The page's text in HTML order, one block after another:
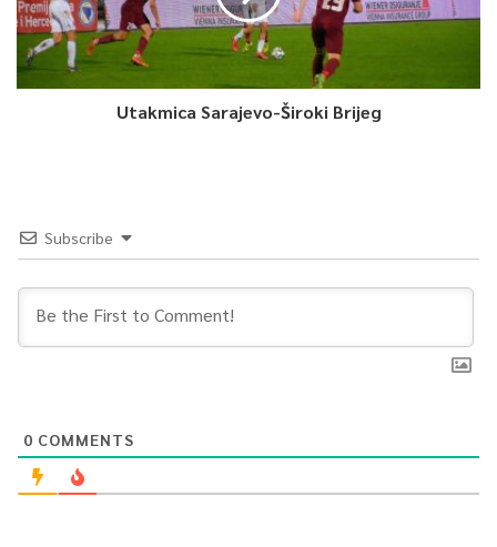
Utakmica Sarajevo-Široki Brijeg
Subscribe
0 COMMENTS